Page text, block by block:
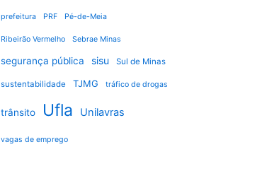
prefeitura PRF Pé-de-Meia
Ribeirão Vermelho Sebrae Minas
segurança pública sisu Sul de Minas
sustentabilidade TJMG tráfico de drogas
trânsito Ufla Unilavras
vagas de emprego